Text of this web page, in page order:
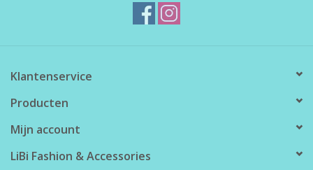
Klantenservice
Producten
Mijn account
LiBi Fashion & Accessories